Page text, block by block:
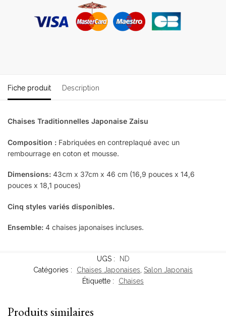
Fiche produit Description
Chaises Traditionnelles Japonaise Zaisu
Composition : Fabriquées en contreplaqué avec un
rembourrage en coton et mousse.
Dimensions: 43cm x 37cm x 46 cm (16,9 pouces x 14,6
pouces x 18,1 pouces)
Cinq styles variés disponibles.
Ensemble: 4 chaises japonaises incluses.
UGS :
ND
Catégories :
Chaises Japonaises Salon Japonais
Étiquette :
Chaises
Produits similaires